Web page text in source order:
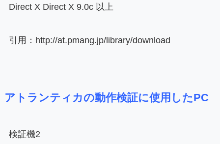
Direct X Direct X 9.0c 以上
引用：http://at.pmang.jp/library/download
アトランティカの動作検証に使用したPC
検証機2